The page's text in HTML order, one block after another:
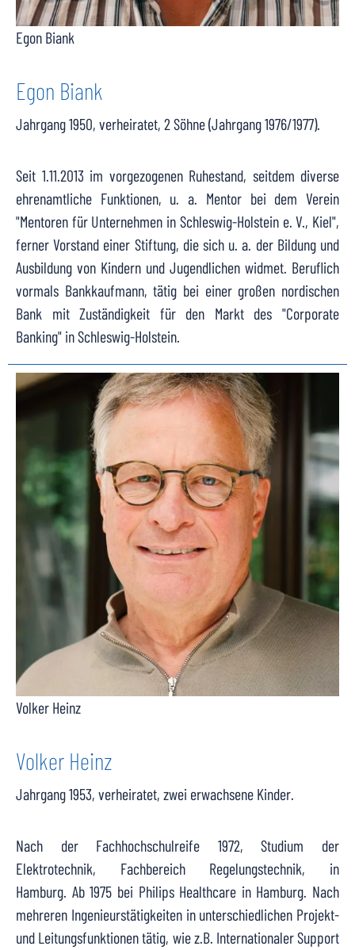
Egon Biank
Egon Biank
Jahrgang 1950, verheiratet, 2 Söhne (Jahrgang 1976/1977).
Seit 1.11.2013 im vorgezogenen Ruhestand, seitdem diverse
ehrenamtliche Funktionen, u. a. Mentor bei dem Verein
"Mentoren für Unternehmen in Schleswig-Holstein e. V., Kiel",
ferner Vorstand einer Stiftung, die sich u. a. der Bildung und
Ausbildung von Kindern und Jugendlichen widmet. Beruflich
vormals Bankkaufmann, tätig bei einer großen nordischen
Bank mit Zuständigkeit für den Markt des "Corporate
Banking" in Schleswig-Holstein.
Volker Heinz
Volker Heinz
Jahrgang 1953, verheiratet, zwei erwachsene Kinder.
Nach der Fachhochschulreife 1972, Studium der
Elektrotechnik, Fachbereich Regelungstechnik, in
Hamburg. Ab 1975 bei Philips Healthcare in Hamburg. Nach
mehreren Ingenieurstätigkeiten in unterschiedlichen Projekt-
und Leitungsfunktionen tätig, wie z.B. Internationaler Support